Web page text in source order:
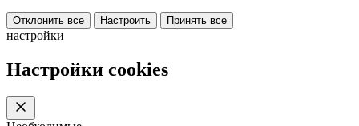
Отклонить все Настроить Принять все
настройки
Настройки cookies